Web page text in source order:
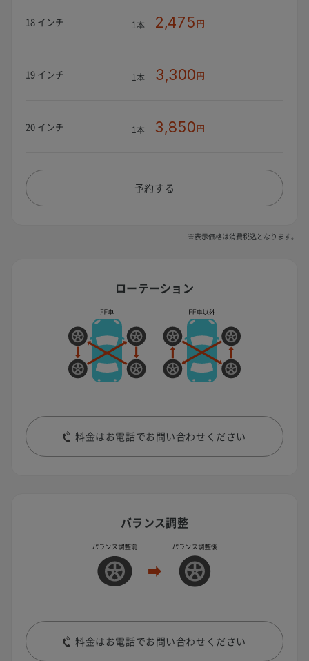
18 インチ 1本 2,475 円
19 インチ 1本 3,300円
20 インチ 1本 3,850円
予約する
※表示価格は消費税込となります。
ローテーション
料金はお電話でお問い合わせください
バランス調整
料金はお電話でお問い合わせください